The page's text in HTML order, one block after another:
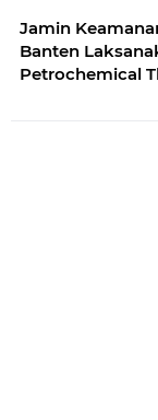
Jamin
Banten
Petrochemical